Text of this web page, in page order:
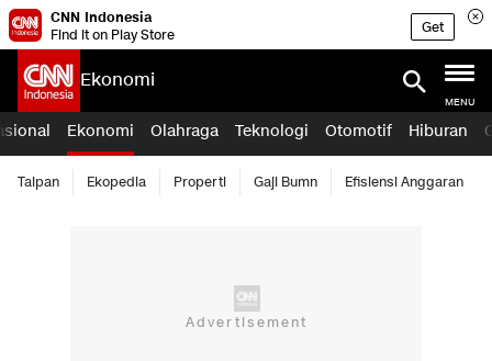
CNN Indonesia
Find it on Play Store
Get
Ekonomi
MENU
Ekonomi Olahraga Teknologi Otomotif Hiburan
Taipan Ekopedia Properti Gaji Bumn Efisiensi Anggaran